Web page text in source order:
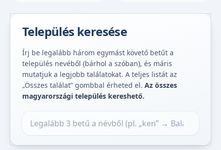
Település keresése
Írj be legalább három egymást követő betűt a
település nevéből (bárhol a szóban), és máris
mutatjuk a legjobb találatokat. A teljes listát az
„Összes találat” gombbal érheted el. Az összes
magyarországi település kereshető.